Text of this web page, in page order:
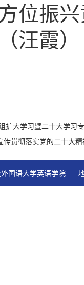
位振
汪霞）
扩大学习暨二十大学习
传贯彻落实党的二十大
国语大学英语学院